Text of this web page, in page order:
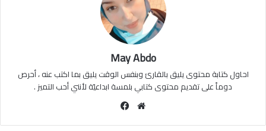
May Abdo
احاول كتابة محتوى يليق بالقارئ وبنفس الوقت يليق بما اكتب عنه ، أحرص
دوماً على تقديم محتوى كتابي بلمسة ابداعيّة لأنني أحب التميز .
موقع